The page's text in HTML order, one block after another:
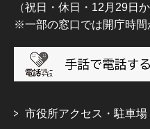
（祝日・休日・12月29日
※一部の窓口では開庁時間
市役所アクセス・駐車場